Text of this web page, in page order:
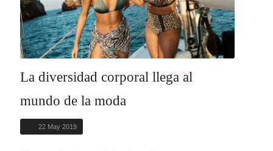
La diversidad corporal llega al
mundo de la moda
22 May 2019